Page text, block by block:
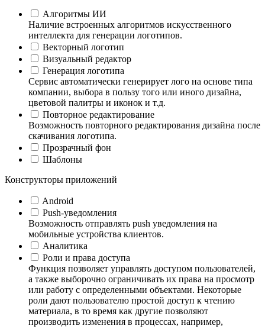
Алгоритмы ИИ
Наличие встроенных алгоритмов искусственного
интеллекта для генерации логотипов.
Векторный логотип
Визуальный редактор
Генерация логотипа
Сервис автоматически генерирует лого на основе типа
компании, выбора в пользу того или иного дизайна,
цветовой палитры и иконок и т.д.
Повторное редактирование
Возможность повторного редактирования дизайна после
скачивания логотипа.
Прозрачный фон
Шаблоны
Конструкторы приложений
Android
Push-уведомления
Возможность отправлять push уведомления на
мобильные устройства клиентов.
Аналитика
Роли и права доступа
Функция позволяет управлять доступом пользователей,
а также выборочно ограничивать их права на просмотр
или работу с определенными объектами. Некоторые
роли дают пользователю простой доступ к чтению
материала, в то время как другие позволяют
производить изменения в процессах, например,